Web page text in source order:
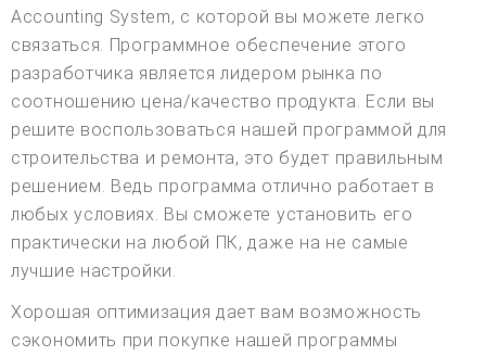
Accounting System, с которой вы можете легко
связаться. Программное обеспечение этого
разработчика является лидером рынка по
соотношению цена/качество продукта. Если вы
решите воспользоваться нашей программой для
строительства и ремонта, это будет правильным
решением. Ведь программа отлично работает в
любых условиях. Вы сможете установить его
практически на любой ПК, даже на не самые
лучшие настройки.
Хорошая оптимизация дает вам возможность
сэкономить при покупке нашей программы